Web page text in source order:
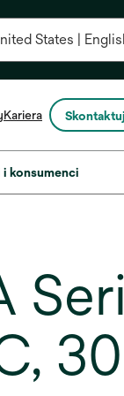
opens
a
new
Kariera
i konsumenci